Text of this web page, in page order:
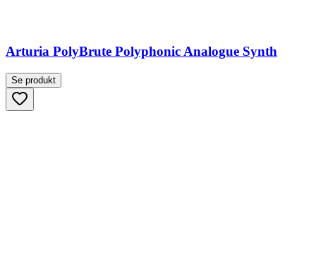
Arturia PolyBrute Polyphonic Analogue Synth
Se produkt